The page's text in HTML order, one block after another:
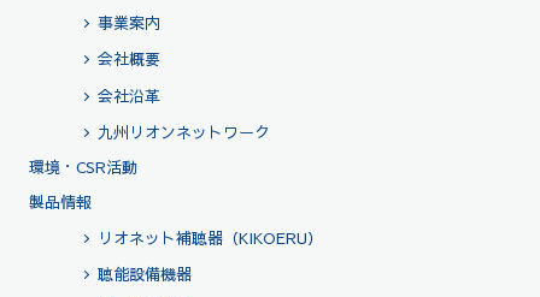
事業案内
会社概要
会社沿革
九州リオンネットワーク
環境・CSR活動
製品情報
リオネット補聴器（KIKOERU）
聴能設備機器